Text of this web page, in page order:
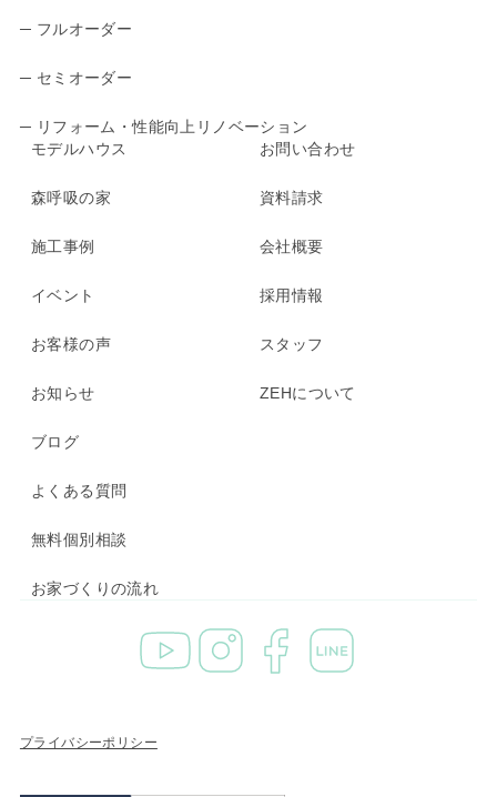
─ フルオーダー
─ セミオーダー
─ リフォーム・性能向上リノベーション
モデルハウス
森呼吸の家
施工事例
イベント
お客様の声
お知らせ
ブログ
よくある質問
無料個別相談
お家づくりの流れ
お問い合わせ
資料請求
会社概要
採用情報
スタッフ
ZEHについて
プライバシーポリシー